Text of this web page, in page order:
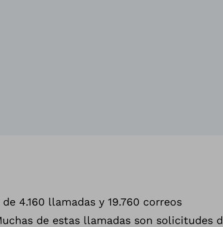
4.160 llamadas y 19.760 correos
de estas llamadas son solicitudes